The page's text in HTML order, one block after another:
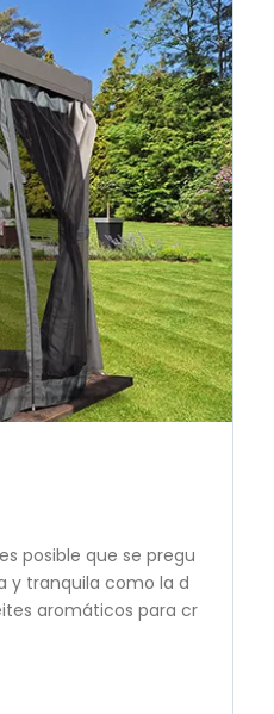
posible que se pregu
y tranquila como la d
aromáticos para cr